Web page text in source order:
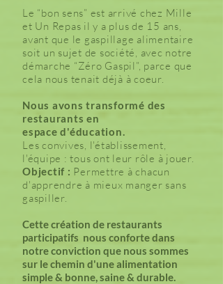
Le “bon sens” est arrivé chez Mille
et Un Repas il y a plus de 15 ans,
avant que le gaspillage alimentaire
soit un sujet de société, avec notre
démarche “Zéro Gaspil”, parce que
cela nous tenait déjà à coeur.
Nous avons transformé des
restaurants en
espace d'éducation.
Les convives, l'établissement,
l'équipe : tous ont leur rôle à jouer.
Objectif : Permettre à chacun
d'apprendre à mieux manger sans
gaspiller.
Cette création de restaurants
participatifs nous conforte dans
notre conviction que nous sommes
sur le chemin d'une alimentation
simple & bonne, saine & durable.